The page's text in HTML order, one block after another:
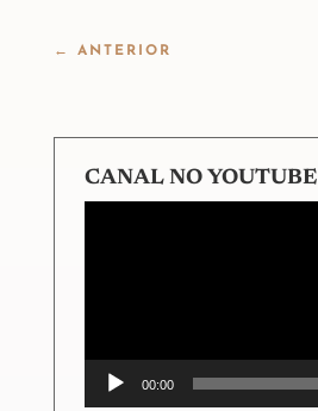
← ANTERIOR
CANAL NO YOUTUBE
00:00